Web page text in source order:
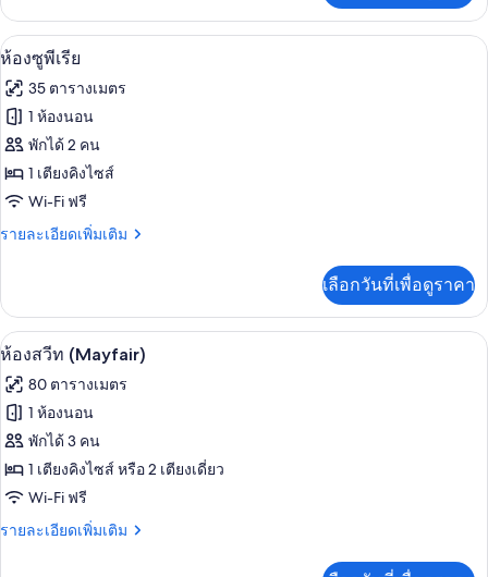
เกี่ยว
กับ
ห้อง
ท,
ระเบียง
(Mayfair)
เปิด
ภาพถ่าย
ทั้งหมด
ของ
ห้อง
ซู
พี
ห้องซูพีเรีย | เครื่องนอนระดับพรีเมีย
4
ห้องซูพีเรีย
35 ตารางเมตร
1 ห้องนอน
พักได้ 2 คน
1 เตียงคิงไซส์
Wi-Fi ฟรี
รายละเอียดเพิ่มเติม
ราย
เกี่ยว
กับ
ห้อง
พี
เรีย
เลือกวันที่เพื่อดูราคา
เปิด
ภาพถ่าย
ทั้งหมด
ของ
ห้อง
สวีท
(Mayfair)
ห้องสวีท (Mayfair) | เครื่องนอนระดับ
5
ห้องสวีท (Mayfair)
80 ตารางเมตร
1 ห้องนอน
พักได้ 3 คน
1 เตียงคิงไซส์ หรือ 2 เตียงเดี่ยว
Wi-Fi ฟรี
รายละเอียดเพิ่มเติม
ราย